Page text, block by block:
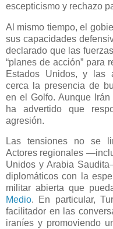
escepticismo y rechazo
Al mismo tiempo, el
sus capacidades
declarado que las
“planes de acción” para
Estados Unidos, y las
cerca la presencia de
en el Golfo. Aunque
ha advertido que
agresión.
Las tensiones no se
Actores regionales
Unidos y Arabia
diplomáticos con la
militar abierta que
Medio. En particular,
facilitador en las
iraníes y promoviendo